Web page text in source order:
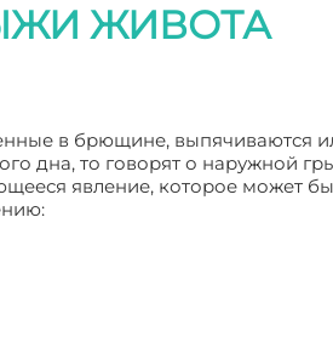
ЖИВОТА
в брющине, выпячиваются
дна, то говорят о наружной
явление, которое может